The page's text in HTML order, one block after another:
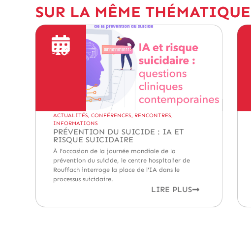
SUR LA MÊME THÉMATIQUE
10
SEPT
ACTUALITÉS, CONFÉRENCES, RENCONTRES,
INFORMATIONS
PRÉVENTION DU SUICIDE : IA ET
RISQUE SUICIDAIRE
À l’occasion de la journée mondiale de la
prévention du suicide, le centre hospitalier de
Rouffach interroge la place de l'IA dans le
processus suicidaire.
LIRE PLUS